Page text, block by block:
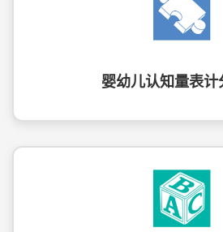
婴幼儿认知量表计